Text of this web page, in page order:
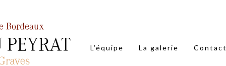
L’équipe La galerie Contact